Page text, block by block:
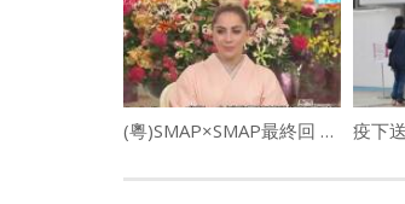
(粵)SMAP×SMAP最終回 5子鞠躬道別中居痛哭